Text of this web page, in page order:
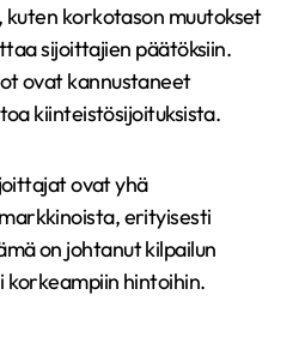
korkotason muutokset
sijoittajien päätöksiin.
ovat kannustaneet
kiinteistösijoituksista.
ovat yhä
erityisesti
on johtanut kilpailun
korkeampiin hintoihin.